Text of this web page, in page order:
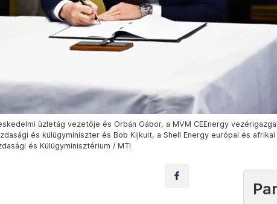
üzletág vezetője és Orbán Gábor, a MVM CEEnergy
és külügyminiszter és Bob Kijkuit, a Shell Energy európai és
és Külügyminisztérium / MTI